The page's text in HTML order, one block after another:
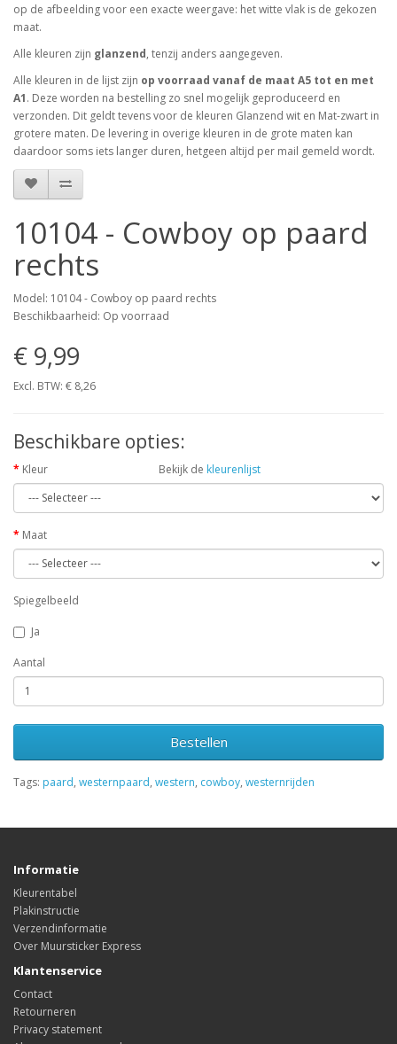
op de afbeelding voor een exacte weergave: het witte vlak is de gekozen
maat.
Alle kleuren zijn glanzend, tenzij anders aangegeven.
Alle kleuren in de lijst zijn op voorraad vanaf de maat A5 tot en met
A1. Deze worden na bestelling zo snel mogelijk geproduceerd en
verzonden. Dit geldt tevens voor de kleuren Glanzend wit en Mat-zwart in
grotere maten. De levering in overige kleuren in de grote maten kan
daardoor soms iets langer duren, hetgeen altijd per mail gemeld wordt.
10104 - Cowboy op paard
rechts
Model: 10104 - Cowboy op paard rechts
Beschikbaarheid: Op voorraad
€ 9,99
Excl. BTW: € 8,26
Beschikbare opties:
Kleur Bekijk de kleurenlijst
Maat
Spiegelbeeld
Ja
Aantal
Bestellen
Tags: paard, westernpaard, western, cowboy, westernrijden
Informatie
Kleurentabel
Plakinstructie
Verzendinformatie
Over Muursticker Express
Klantenservice
Contact
Retourneren
Privacy statement